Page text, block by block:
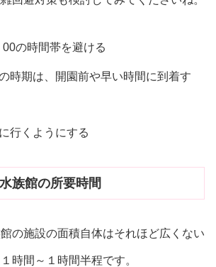
の時間帯を避ける
時期は、開園前や早い時間に到着す
行くようにする
族館の所要時間
の施設の面積自体はそれほど広くない
時間～１時間半程です。